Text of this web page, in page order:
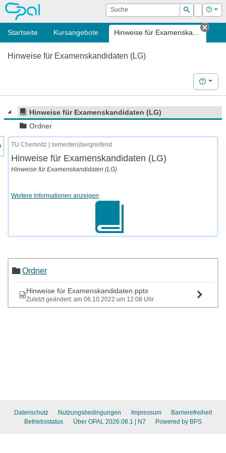
OPAL Suche
Suchen
Login Hilfe
Startseite Kursangebote Hinweise für Examenska...
Tab
Hinweise für Examenskandidaten (LG)
Hilfe
Hinweise für Examenskandidaten (LG)
Ordner
des Kursmenüs
TU Chemnitz | semesterübergreifend
Hinweise für Examenskandidaten (LG)
Hinweise für Examenskandidaten (LG)
Weitere Informationen anzeigen
Ordner
Hinweise für Examenskandidaten.pptx
Zuletzt geändert: am 06.10.2022 um 12:08 Uhr
Datenschutz Nutzungsbedingungen Impressum
Barrierefreiheit
Betriebsstatus
Über OPAL 2026.08.1 | N7 Powered by BPS